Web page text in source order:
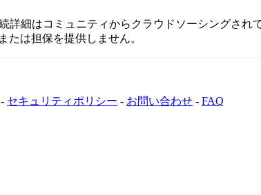
細はコミュニティからクラウドソーシングされ
は担保を提供しません。
- セキュリティポリシー - お問い合わせ - FAQ